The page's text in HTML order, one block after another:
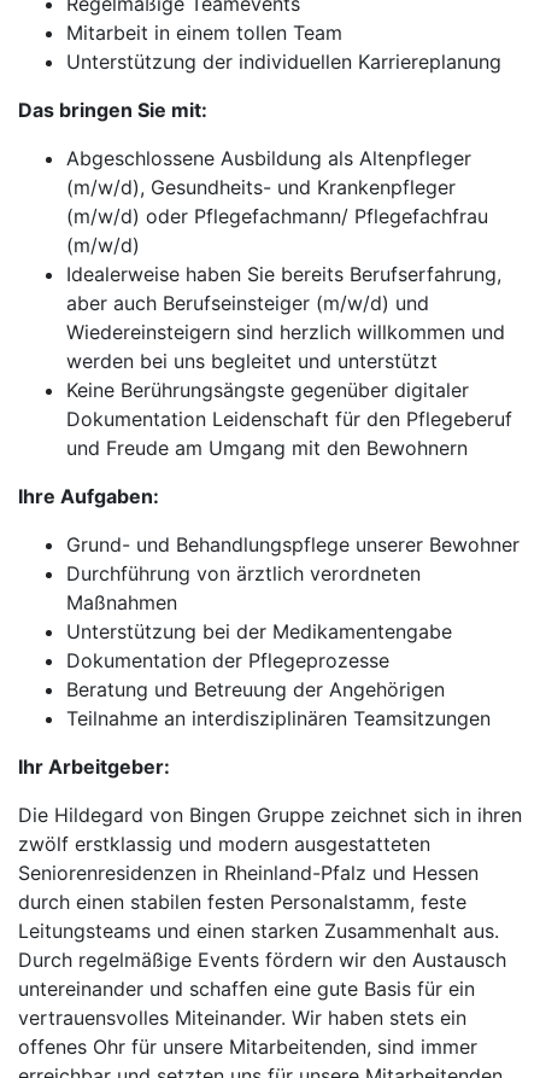
Mitarbeit in einem tollen Team
Unterstützung der individuellen Karriereplanung
Das bringen Sie mit:
Abgeschlossene Ausbildung als Altenpfleger
(m/w/d), Gesundheits- und Krankenpfleger
(m/w/d) oder Pflegefachmann/ Pflegefachfrau
(m/w/d)
Idealerweise haben Sie bereits Berufserfahrung,
aber auch Berufseinsteiger (m/w/d) und
Wiedereinsteigern sind herzlich willkommen und
werden bei uns begleitet und unterstützt
Keine Berührungsängste gegenüber digitaler
Dokumentation Leidenschaft für den Pflegeberuf
und Freude am Umgang mit den Bewohnern
Ihre Aufgaben:
Grund- und Behandlungspflege unserer Bewohner
Durchführung von ärztlich verordneten
Maßnahmen
Unterstützung bei der Medikamentengabe
Dokumentation der Pflegeprozesse
Beratung und Betreuung der Angehörigen
Teilnahme an interdisziplinären Teamsitzungen
Ihr Arbeitgeber:
Die Hildegard von Bingen Gruppe zeichnet sich in ihren
zwölf erstklassig und modern ausgestatteten
Seniorenresidenzen in Rheinland-Pfalz und Hessen
durch einen stabilen festen Personalstamm, feste
Leitungsteams und einen starken Zusammenhalt aus.
Durch regelmäßige Events fördern wir den Austausch
untereinander und schaffen eine gute Basis für ein
vertrauensvolles Miteinander. Wir haben stets ein
offenes Ohr für unsere Mitarbeitenden, sind immer